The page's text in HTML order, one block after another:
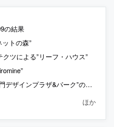
の結果
トの森”
ツによる”リーフ・ハウス”
ンプラザ&パーク”の現場写真など
ほか